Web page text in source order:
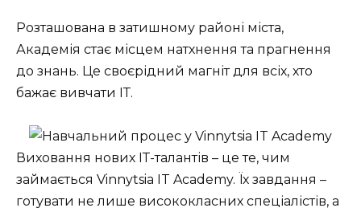
Розташована в затишному районі міста,
Академія стає місцем натхнення та прагнення
до знань. Це своєрідний магніт для всіх, хто
бажає вивчати ІТ.
Виховання нових ІТ-талантів – це те, чим
займається Vinnytsia IT Academy. Їх завдання –
готувати не лише висококласних спеціалістів, а